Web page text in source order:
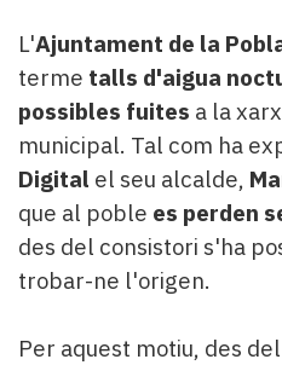
del
Pallars
Contingut
patrocinat
Lo
més
llegit...
Editorial
L'Ajuntament de la
terme talls d'aigua
possibles fuites a la
municipal. Tal com ha
Digital el seu alcalde,
que al poble es perden
des del consistori s'ha
trobar-ne l'origen.
Per aquest motiu, des